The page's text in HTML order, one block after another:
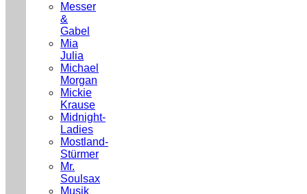
Messer
&
Gabel
Mia
Julia
Michael
Morgan
Mickie
Krause
Midnight-
Ladies
Mostland-
Stürmer
Mr.
Soulsax
Musik